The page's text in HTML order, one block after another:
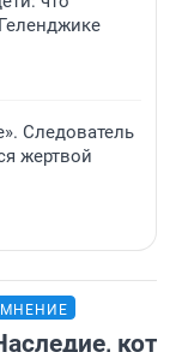
Следователь
жертвой
МНЕНИЕ